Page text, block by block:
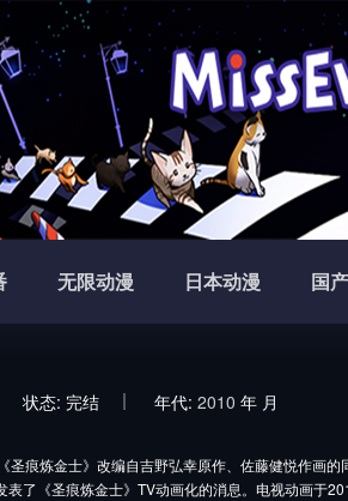
无限动漫 日本动漫 国
状态: 完结 年代: 2010 年 月
圣痕炼金士》改编自吉野弘幸原作、佐藤健悦作画
表了《圣痕炼金士》TV动画化的消息。电视动画于